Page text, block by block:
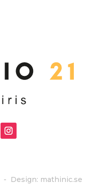
- Design: mathinic.se